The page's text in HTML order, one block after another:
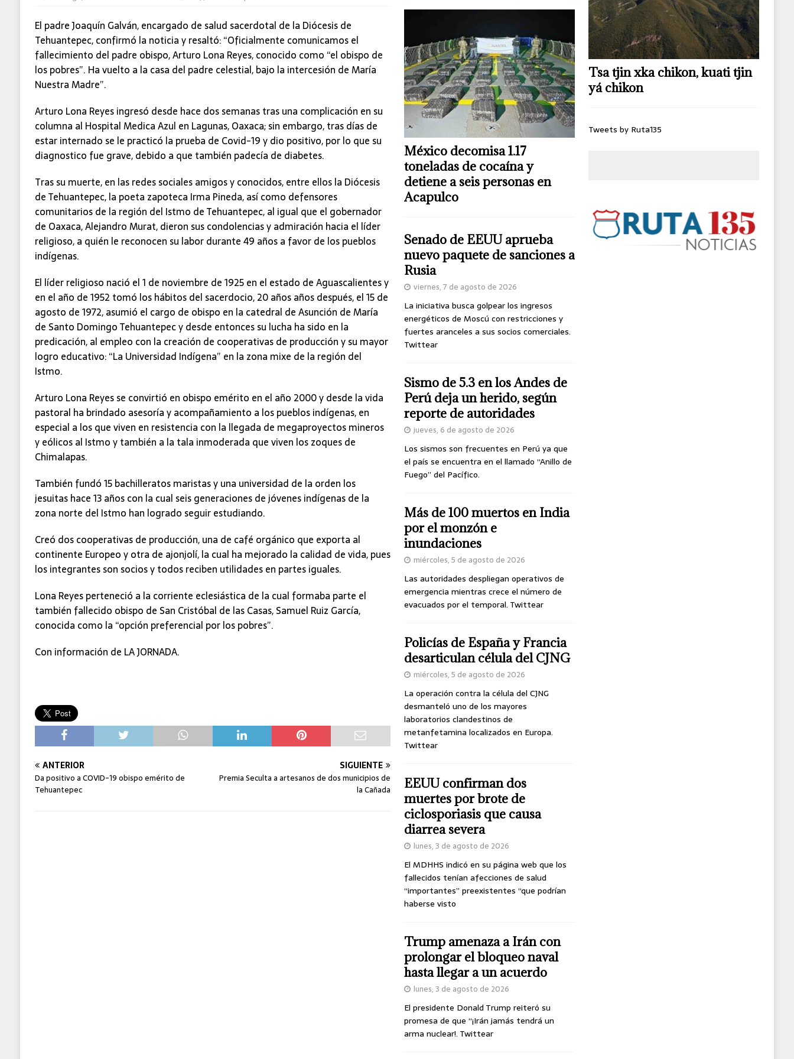
El padre Joaquín Galván, encargado de salud sacerdotal de la Diócesis de
Tehuantepec, confirmó la noticia y resaltó: “Oficialmente comunicamos el
fallecimiento del padre obispo, Arturo Lona Reyes, conocido como “el obispo de
los pobres”. Ha vuelto a la casa del padre celestial, bajo la intercesión de María
Nuestra Madre”.
Arturo Lona Reyes ingresó desde hace dos semanas tras una complicación en su
columna al Hospital Medica Azul en Lagunas, Oaxaca; sin embargo, tras días de
estar internado se le practicó la prueba de Covid-19 y dio positivo, por lo que su
diagnostico fue grave, debido a que también padecía de diabetes.
Tras su muerte, en las redes sociales amigos y conocidos, entre ellos la Diócesis
de Tehuantepec, la poeta zapoteca Irma Pineda, así como defensores
comunitarios de la región del Istmo de Tehuantepec, al igual que el gobernador
de Oaxaca, Alejandro Murat, dieron sus condolencias y admiración hacia el líder
religioso, a quién le reconocen su labor durante 49 años a favor de los pueblos
indígenas.
El líder religioso nació el 1 de noviembre de 1925 en el estado de Aguascalientes y
en el año de 1952 tomó los hábitos del sacerdocio, 20 años años después, el 15 de
agosto de 1972, asumió el cargo de obispo en la catedral de Asunción de María
de Santo Domingo Tehuantepec y desde entonces su lucha ha sido en la
predicación, al empleo con la creación de cooperativas de producción y su mayor
logro educativo: “La Universidad Indígena” en la zona mixe de la región del
Istmo.
Arturo Lona Reyes se convirtió en obispo emérito en el año 2000 y desde la vida
pastoral ha brindado asesoría y acompañamiento a los pueblos indígenas, en
especial a los que viven en resistencia con la llegada de megaproyectos mineros
y eólicos al Istmo y también a la tala inmoderada que viven los zoques de
Chimalapas.
También fundó 15 bachilleratos maristas y una universidad de la orden los
jesuitas hace 13 años con la cual seis generaciones de jóvenes indígenas de la
zona norte del Istmo han logrado seguir estudiando.
Creó dos cooperativas de producción, una de café orgánico que exporta al
continente Europeo y otra de ajonjolí, la cual ha mejorado la calidad de vida, pues
los integrantes son socios y todos reciben utilidades en partes iguales.
Lona Reyes perteneció a la corriente eclesiástica de la cual formaba parte el
también fallecido obispo de San Cristóbal de las Casas, Samuel Ruiz García,
conocida como la “opción preferencial por los pobres”.
Con información de LA JORNADA.
ANTERIOR
Da positivo a COVID-19 obispo emérito de
Tehuantepec
SIGUIENTE
Premia Seculta a artesanos de dos municipios de
la Cañada
México decomisa 1.17
toneladas de cocaína y
detiene a seis personas en
Acapulco
Senado de EEUU aprueba
nuevo paquete de sanciones a
Rusia
viernes, 7 de agosto de 2026
La iniciativa busca golpear los ingresos
energéticos de Moscú con restricciones y
fuertes aranceles a sus socios comerciales.
Twittear
Sismo de 5.3 en los Andes de
Perú deja un herido, según
reporte de autoridades
jueves, 6 de agosto de 2026
Los sismos son frecuentes en Perú ya que
el país se encuentra en el llamado “Anillo de
Fuego” del Pacífico.
Más de 100 muertos en India
por el monzón e
inundaciones
miércoles, 5 de agosto de 2026
Las autoridades despliegan operativos de
emergencia mientras crece el número de
evacuados por el temporal. Twittear
Policías de España y Francia
desarticulan célula del CJNG
miércoles, 5 de agosto de 2026
La operación contra la célula del CJNG
desmanteló uno de los mayores
laboratorios clandestinos de
metanfetamina localizados en Europa.
Twittear
EEUU confirman dos
muertes por brote de
ciclosporiasis que causa
diarrea severa
lunes, 3 de agosto de 2026
El MDHHS indicó en su página web que los
fallecidos tenían afecciones de salud
“importantes” preexistentes “que podrían
haberse visto
Trump amenaza a Irán con
prolongar el bloqueo naval
hasta llegar a un acuerdo
lunes, 3 de agosto de 2026
El presidente Donald Trump reiteró su
promesa de que “¡Irán jamás tendrá un
arma nuclear!. Twittear
Tsa tjin xka chikon, kuati tjin
yá chikon
Tweets by Ruta135